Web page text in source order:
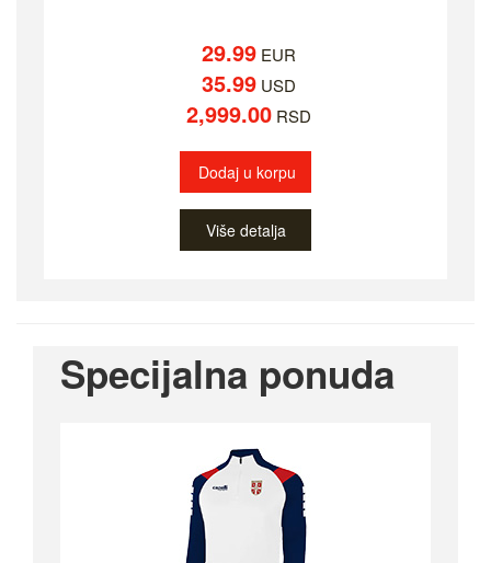
29.99EUR
35.99USD
2,999.00RSD
Dodaj u korpu
Više detalja
Specijalna ponuda